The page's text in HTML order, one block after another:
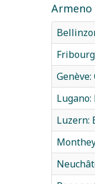
Armeno
Luzern: